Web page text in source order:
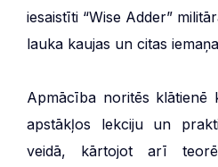
iesaistīti “Wise Adder”
lauka kaujas un citas
Apmācība noritēs klātienē
apstākļos lekciju un
veidā, kārtojot arī